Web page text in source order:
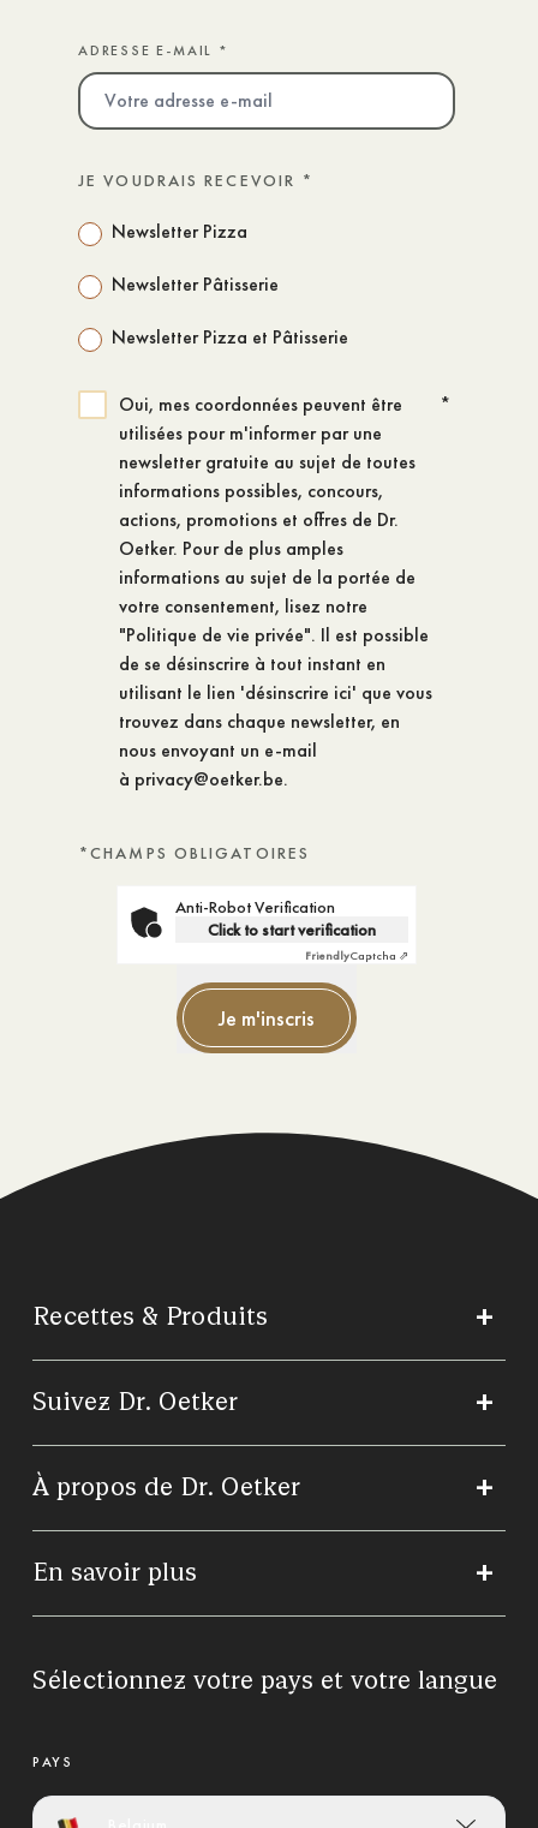
ADRESSE E-MAIL *
JE VOUDRAIS RECEVOIR *
Newsletter Pizza
Newsletter Pâtisserie
Newsletter Pizza et Pâtisserie
Oui, mes coordonnées peuvent être
utilisées pour m'informer par une
newsletter gratuite au sujet de toutes
informations possibles, concours,
actions, promotions et offres de Dr.
Oetker. Pour de plus amples
informations au sujet de la portée de
votre consentement, lisez notre
"Politique de vie privée". Il est possible
de se désinscrire à tout instant en
utilisant le lien 'désinscrire ici' que vous
trouvez dans chaque newsletter, en
nous envoyant un e-mail
à privacy@oetker.be.
*
*CHAMPS OBLIGATOIRES
Anti-Robot Verification
Click to start verification
FriendlyCaptcha ⇗
Je m'inscris
Recettes & Produits
Suivez Dr. Oetker
À propos de Dr. Oetker
En savoir plus
Sélectionnez votre pays et votre langue
PAYS